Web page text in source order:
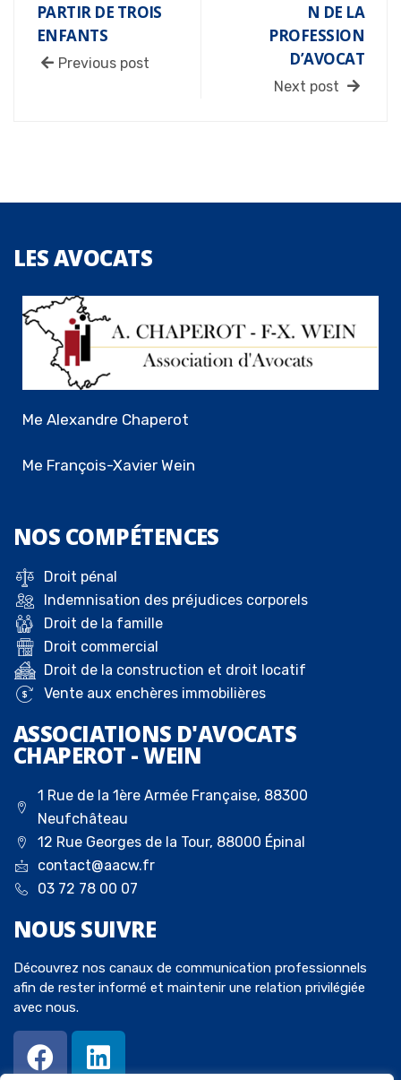
PARTIR DE TROIS
ENFANTS
Previous post
N DE LA
PROFESSION
D’AVOCAT
Next post
LESAVOCATS
Me Alexandre Chaperot
Me François-Xavier Wein
NOS COMPÉTENCES
Droit pénal
Indemnisation des préjudices corporels
Droit de la famille
Droit commercial
Droit de la construction et droit locatif
Vente aux enchères immobilières
ASSOCIATIONS D'AVOCATS
CHAPEROT - WEIN
1 Rue de la 1ère Armée Française, 88300
Neufchâteau
12 Rue Georges de la Tour, 88000 Épinal
contact@aacw.fr
03 72 78 00 07
NOUS SUIVRE
Découvrez nos canaux de communication professionnels
afin de rester informé et maintenir une relation privilégiée
avec nous.